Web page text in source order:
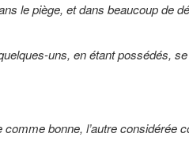
le piège, et dans beaucoup de
uns, en étant possédés,
bonne, l’autre considérée